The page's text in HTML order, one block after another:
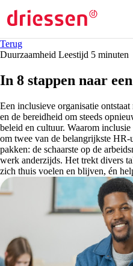
Terug
Duurzaamheid Leestijd 5 minuten
In 8 stappen naar
Een inclusieve organisatie
en de bereidheid om steeds
beleid en cultuur. Waarom
om twee van de belangrijkste
pakken: de schaarste op de
werk anderzijds. Het trekt divers
zich thuis voelen en blijven, én